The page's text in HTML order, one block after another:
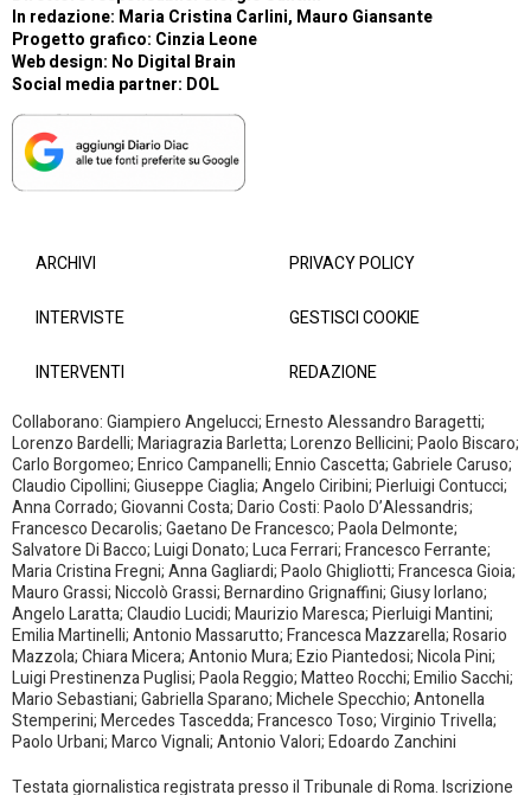
In redazione: Maria Cristina Carlini, Mauro Giansante
Progetto grafico: Cinzia Leone
Web design: No Digital Brain
Social media partner: DOL
ARCHIVI
INTERVISTE
INTERVENTI
PRIVACY POLICY
GESTISCI COOKIE
REDAZIONE
Collaborano: Giampiero Angelucci; Ernesto Alessandro Baragetti;
Lorenzo Bardelli; Mariagrazia Barletta; Lorenzo Bellicini; Paolo Biscaro;
Carlo Borgomeo; Enrico Campanelli; Ennio Cascetta; Gabriele Caruso;
Claudio Cipollini; Giuseppe Ciaglia; Angelo Ciribini; Pierluigi Contucci;
Anna Corrado; Giovanni Costa; Dario Costi: Paolo D’Alessandris;
Francesco Decarolis; Gaetano De Francesco; Paola Delmonte;
Salvatore Di Bacco; Luigi Donato; Luca Ferrari; Francesco Ferrante;
Maria Cristina Fregni; Anna Gagliardi; Paolo Ghigliotti; Francesca Gioia;
Mauro Grassi; Niccolò Grassi; Bernardino Grignaffini; Giusy Iorlano;
Angelo Laratta; Claudio Lucidi; Maurizio Maresca; Pierluigi Mantini;
Emilia Martinelli; Antonio Massarutto; Francesca Mazzarella; Rosario
Mazzola; Chiara Micera; Antonio Mura; Ezio Piantedosi; Nicola Pini;
Luigi Prestinenza Puglisi; Paola Reggio; Matteo Rocchi; Emilio Sacchi;
Mario Sebastiani; Gabriella Sparano; Michele Specchio; Antonella
Stemperini; Mercedes Tascedda; Francesco Toso; Virginio Trivella;
Paolo Urbani; Marco Vignali; Antonio Valori; Edoardo Zanchini
Testata giornalistica registrata presso il Tribunale di Roma. Iscrizione